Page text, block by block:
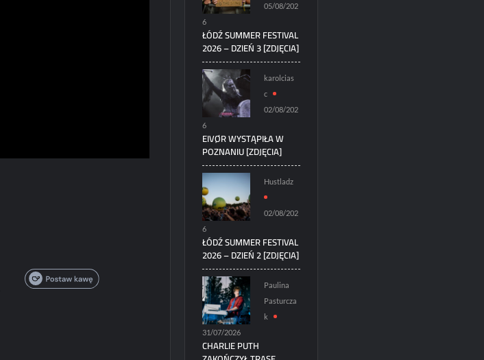
05/08/202
6
ŁÓDŹ SUMMER FESTIVAL
2026 – DZIEŃ 3 [ZDJĘCIA]
karolcias
c
02/08/202
6
EIVØR WYSTĄPIŁA W
POZNANIU [ZDJĘCIA]
Hustladz
02/08/202
6
ŁÓDŹ SUMMER FESTIVAL
2026 – DZIEŃ 2 [ZDJĘCIA]
Paulina
Pasturcza
k
31/07/2026
CHARLIE PUTH